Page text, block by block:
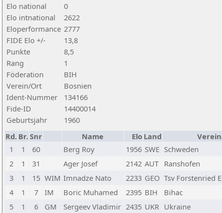
Elo national
0
Elo intnational
2622
Eloperformance 2777
FIDE Elo +/-
13,8
Punkte
8,5
Rang
1
Föderation
BIH
Verein/Ort
Bosnien
Ident-Nummer
134166
Fide-ID
14400014
Geburtsjahr
1960
Rd. Br.Snr Name Elo Land
1
1 60 Berg Roy 1956 SWE Schweden
2
1 31 Ager Josef 2142 AUT Ranshofen
3
1 15 WIM Imnadze Nato 2233 GEO Tsv Forstenried
4
1 7 IM Boric Muhamed 2395 BIH
Bihac
5
1 6 GM Sergeev Vladimir 2435 UKR Ukraine